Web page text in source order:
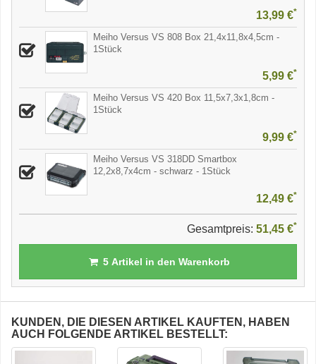
13,99 €*
Meiho Versus VS 808 Box 21,4x11,8x4,5cm -
1Stück
5,99 €*
Meiho Versus VS 420 Box 11,5x7,3x1,8cm -
1Stück
9,99 €*
Meiho Versus VS 318DD Smartbox
12,2x8,7x4cm - schwarz - 1Stück
12,49 €*
Gesamtpreis: 51,45 €*
5Artikel in den Warenkorb
KUNDEN, DIE DIESEN ARTIKEL KAUFTEN, HABEN
AUCH FOLGENDE ARTIKEL BESTELLT: